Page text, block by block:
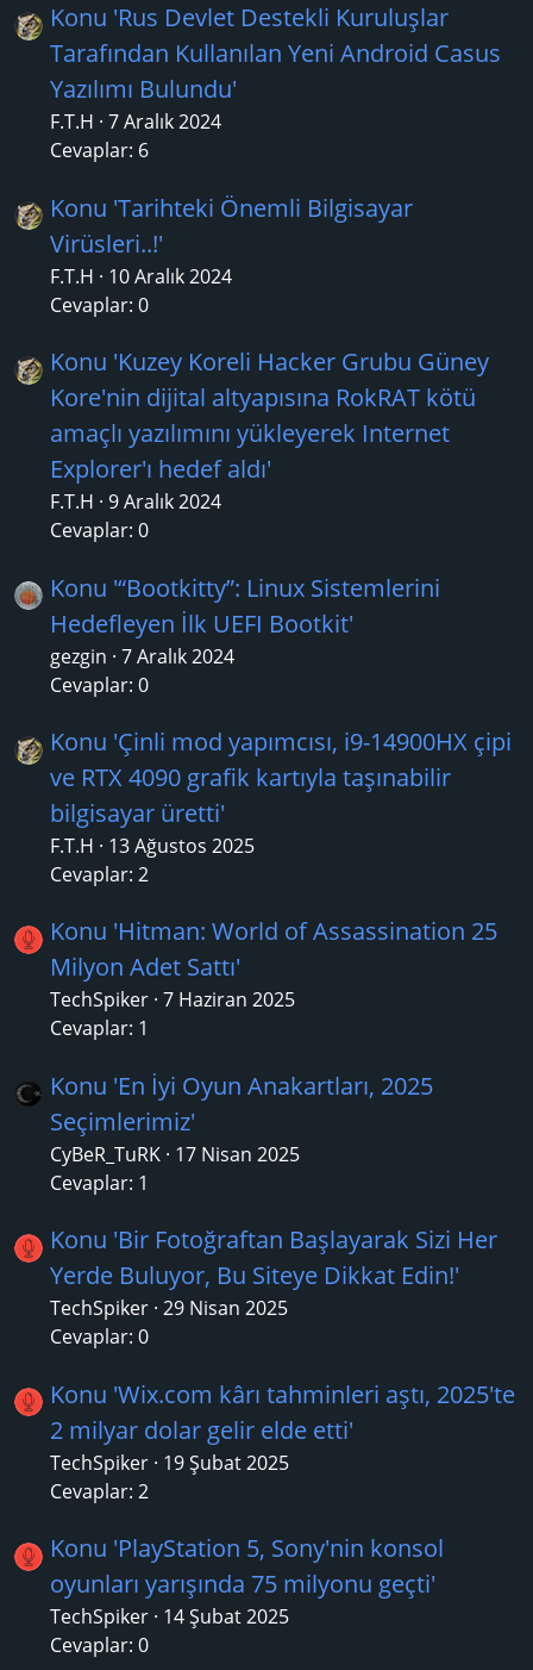
Konu 'Rus Devlet Destekli Kuruluşlar
Tarafından Kullanılan Yeni Android Casus
Yazılımı Bulundu'
F.T.H 7 Aralık 2024
Cevaplar: 6
Konu 'Tarihteki Önemli Bilgisayar
Virüsleri..!'
F.T.H
10 Aralık 2024
Cevaplar: 0
Konu 'Kuzey Koreli Hacker Grubu Güney
Kore'nin dijital altyapısına RokRAT kötü
amaçlı yazılımını yükleyerek Internet
Explorer'ı hedef aldı'
F.T.H 9 Aralık 2024
Cevaplar: 0
Konu '“Bootkitty”: Linux Sistemlerini
Hedefleyen İlk UEFI Bootkit'
gezgin 7 Aralık 2024
Cevaplar: 0
Konu 'Çinli mod yapımcısı, i9-14900HX çipi
ve RTX 4090 grafik kartıyla taşınabilir
bilgisayar üretti'
F.T.H
13 Ağustos 2025
Cevaplar: 2
Konu 'Hitman: World of Assassination 25
Milyon Adet Sattı'
TechSpiker 7 Haziran 2025
Cevaplar: 1
Konu 'En İyi Oyun Anakartları, 2025
Seçimlerimiz'
CyBeR_TuRK 17 Nisan 2025
Cevaplar: 1
Konu 'Bir Fotoğraftan Başlayarak Sizi Her
Yerde Buluyor, Bu Siteye Dikkat Edin!'
TechSpiker 29 Nisan 2025
Cevaplar: 0
Konu 'Wix.com kârı tahminleri aştı, 2025'te
2 milyar dolar gelir elde etti'
TechSpiker 19 Şubat 2025
Cevaplar: 2
Konu 'PlayStation 5, Sony'nin konsol
oyunları yarışında 75 milyonu geçti'
TechSpiker 14 Şubat 2025
Cevaplar: 0